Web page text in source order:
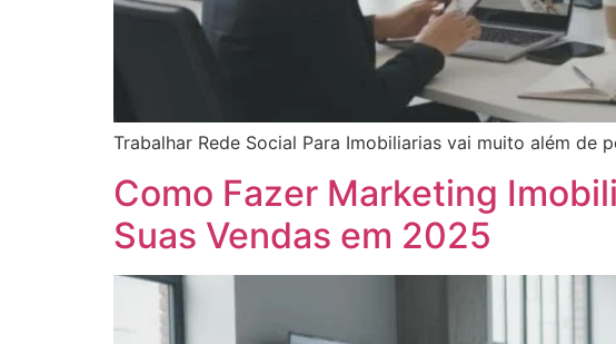
Trabalhar Rede Social Para Imobiliarias vai muito além de
Como Fazer Marketing
Suas Vendas em 2025